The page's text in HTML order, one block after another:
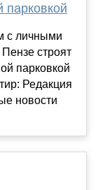
с личными
строят
парковкой
Редакция
новости